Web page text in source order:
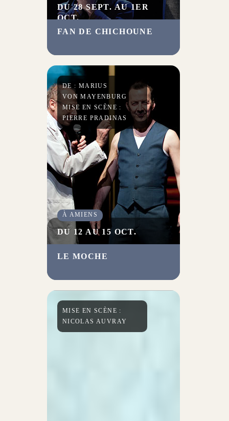
FAN DE CHICHOUNE
DU 28 SEPT. AU 1ER
OCT.
marseillaise. Direction La
Canebière, qui chauffe les
cœurs par sa fantaisie
irrésistible.
LE MOCHE
DE : MARIUS
VON MAYENBURG
MISE EN SCÈNE :
PIERRE PRADINAS
À AMIENS
DU 12 AU 15 OCT.
Une fable aussi hilarante
Romane Bohringer.
MISE EN SCÈNE :
NICOLAS AUVRAY